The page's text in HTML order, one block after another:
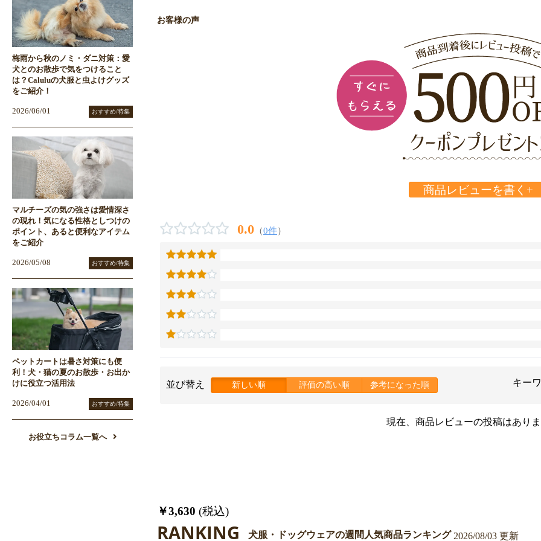
お客様の声
商品レビューを書く+
0.0 （0件）
並び替え 新しい順 評価の高い順 参考になった順 キー
現在、商品レビューの投稿はあり
￥3,630 (税込)
RANKING 犬服・ドッグウェアの週間人気商品ランキング 2026/08/03 更新
梅雨から秋のノミ・ダニ対策：愛
犬とのお散歩で気をつけること
は？Caluluの犬服と虫よけグッズ
をご紹介！
2026/06/01 おすすめ/特集
マルチーズの気の強さは愛情深さ
の現れ！気になる性格としつけの
ポイント、あると便利なアイテム
をご紹介
2026/05/08 おすすめ/特集
ペットカートは暑さ対策にも便
利！犬・猫の夏のお散歩・お出か
けに役立つ活用法
2026/04/01 おすすめ/特集
お役立ちコラム一覧へ